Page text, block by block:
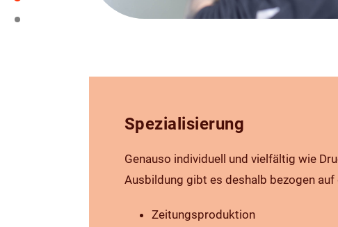
Spezialisierung
Genauso individuell und vielfältig wie
Ausbildung gibt es deshalb bezogen
Zeitungsproduktion